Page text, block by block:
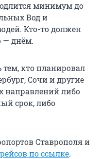
минимум до
Вод и
Кто-то должен
— днём.
кто планировал
Сочи и другие
направлений либо
срок, либо
Ставрополя и
по ссылке.